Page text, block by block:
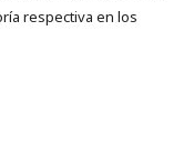
respectiva en los